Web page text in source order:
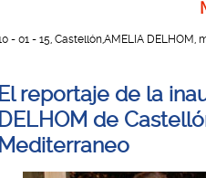
- 01 - 15, Castellón,AMELIA
El reportaje de la
DELHOM de
Mediterraneo